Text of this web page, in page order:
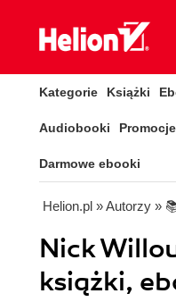
Kategorie Książki
Audiobooki Promocje
Darmowe ebooki
Helion.pl » Autorzy »
Nick
książki,